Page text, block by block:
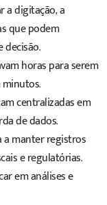
a digitação, a
que podem
horas para serem
centralizadas em
de dados.
a manter registros
e regulatórias.
em análises e